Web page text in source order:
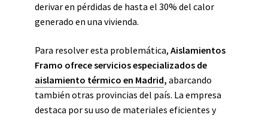
derivar en pérdidas de hasta el 30% del calor
generado en una vivienda.
Para resolver esta problemática, Aislamientos
Framo ofrece servicios especializados de
aislamiento térmico en Madrid, abarcando
también otras provincias del país. La empresa
destaca por su uso de materiales eficientes y